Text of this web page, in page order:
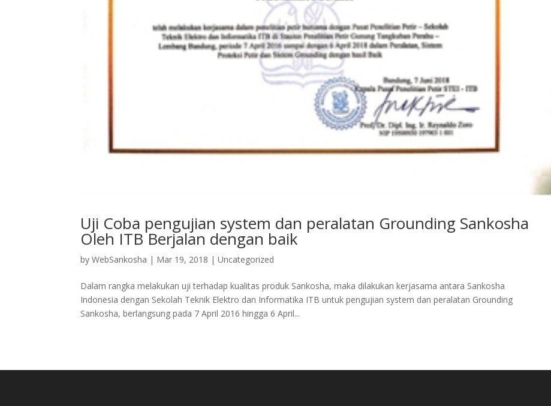
Uji Coba pengujian system dan peralatan Grounding Sankosha
Oleh ITB Berjalan dengan baik
byWebSankosha | Mar 19, 2018 |Uncategorized
Dalam rangka melakukan uji terhadap kualitas produk Sankosha, maka dilakukan kerjasama antara Sankosha
Indonesia dengan Sekolah Teknik Elektro dan Informatika ITB untuk pengujian system dan peralatan Grounding
Sankosha, berlangsung pada 7 April 2016 hingga 6 April...